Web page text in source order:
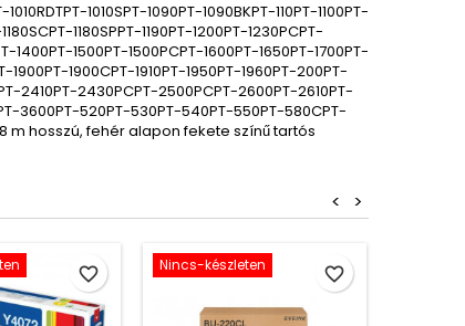
1010SPT-1090PT-1090BKPT-110PT-1100PT-
1180SCPT-1180SPPT-1190PT-1200PT-1230PCPT-
1400PT-1500PT-1500PCPT-1600PT-1650PT-1700PT-
1900PT-1900CPT-1910PT-1950PT-1960PT-200PT-
2410PT-2430PCPT-2500PCPT-2600PT-2610PT-
3600PT-520PT-530PT-540PT-550PT-580CPT-
8 m hosszú, fehér alapon fekete színű tartós
>
<
favorite_border Nincs-készleten favorite_border